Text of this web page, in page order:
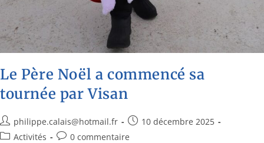
Le Père Noël a commencé sa
tournée par Visan
philippe.calais@hotmail.fr
10 décembre 2025
Activités
0 commentaire